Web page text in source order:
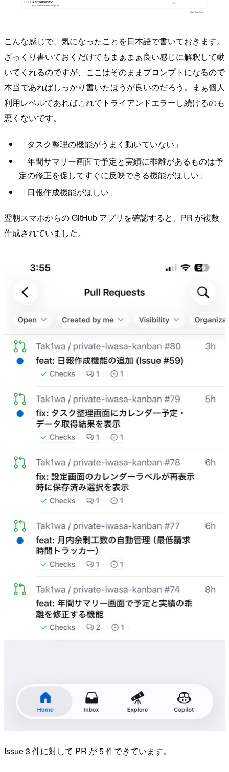
こんな感じで、気になったことを日本語で書いておきます。
ざっくり書いておくだけでもまぁまぁ良い感じに解釈して動
いてくれるのですが、ここはそのままプロンプトになるので
本当であればしっかり書いたほうが良いのだろう。まぁ個人
利用レベルであればこれでトライアンドエラーし続けるのも
悪くないです。
「タスク整理の機能がうまく動いていない」
「年間サマリー画面で予定と実績に乖離があるものは予
定の修正を促してすぐに反映できる機能がほしい」
「日報作成機能がほしい」
翌朝スマホからの GitHub アプリを確認すると、PR が複数
作成されていました。
Issue 3 件に対して PR が 5 件できています。